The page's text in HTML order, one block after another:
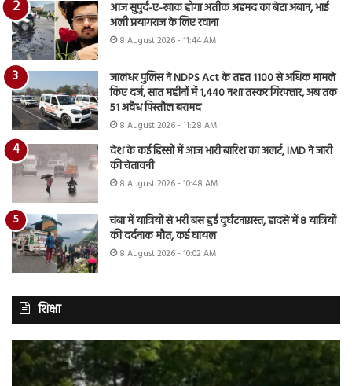
आज सुपुर्द-ए-खाक होगा अतीक अहमद का बेटा अबान, भाई
अली प्रयागराज के लिए रवाना
8 August 2026 - 11:44 AM
जालंधर पुलिस ने NDPS Act के तहत 1100 से अधिक मामले
किए दर्ज, सात महीनों में 1,440 नशा तस्कर गिरफ्तार, अब तक
51 अवैध पिस्तौल बरामद
8 August 2026 - 11:28 AM
देश के कई हिस्सों में आज भारी बारिश का अलर्ट, IMD ने जारी
की चेतावनी
8 August 2026 - 10:48 AM
चंबा में यात्रियों से भरी बस हुई दुर्घटनाग्रस्त, हादसे में 8 यात्रियों
की दर्दनाक मौत, कई घायल
8 August 2026 - 10:02 AM
शिक्षा